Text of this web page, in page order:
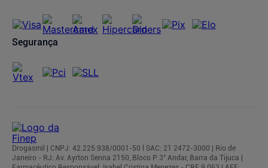
Segurança
Drogasmil | CNPJ: 42.225.938/0001-50 l SAC: 21 2472-3000 | Rio de
Janeiro - RJ: Av. Ayrton Senna 2150, Bloco P 3° Andar, Barra da Tijuca |